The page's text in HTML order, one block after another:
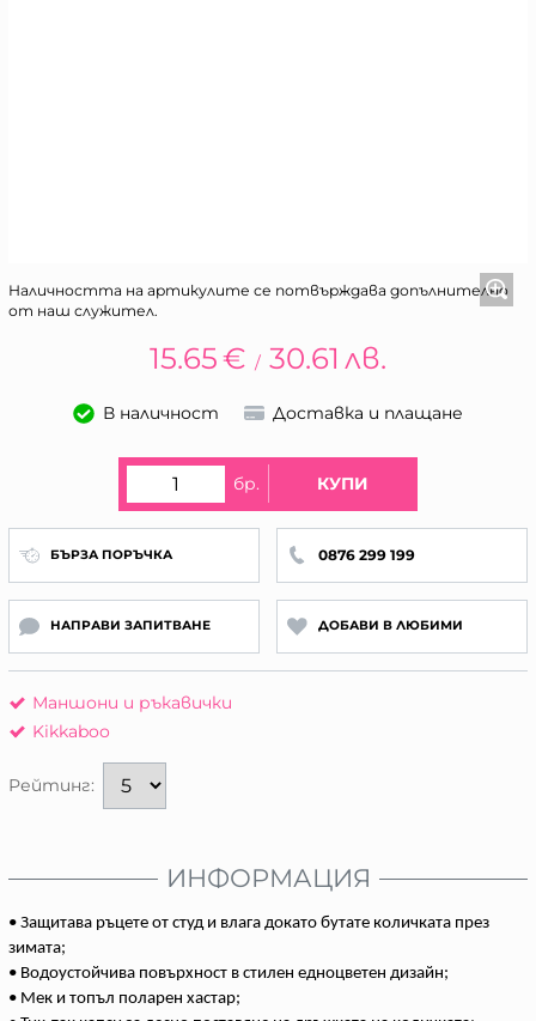
Наличността на артикулите се потвърждава допълнително
от наш служител.
15.65€ / 30.61 лв.
В наличност Доставка и плащане
бр. КУПИ
БЪРЗА ПОРЪЧКА 0876 299 199
НАПРАВИ ЗАПИТВАНЕ ДОБАВИ В ЛЮБИМИ
Маншони и ръкавички
Kikkaboo
Рейтинг:
ИНФОРМАЦИЯ
• Защитава ръцете от студ и влага докато бутате количката през
зимата;
• Водоустойчива повърхност в стилен едноцветен дизайн;
• Мек и топъл поларен хастар;